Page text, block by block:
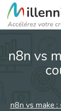
n8n vs
n8n vs make